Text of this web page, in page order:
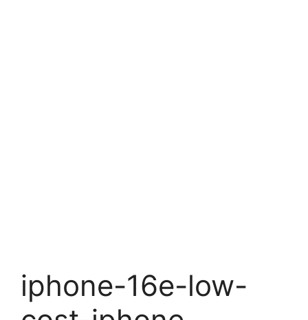
iphone-16e-low-